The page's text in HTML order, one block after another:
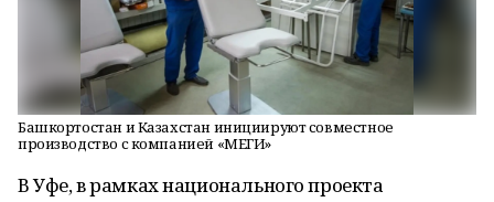
Башкортостан и Казахстан инициируют совместное
производство с компанией «МЕГИ»
В Уфе, в рамках национального проекта